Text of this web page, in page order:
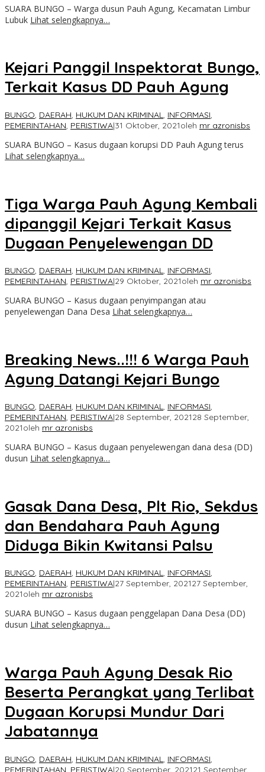
SUARA BUNGO – Warga dusun Pauh Agung, Kecamatan Limbur
Lubuk Lihat selengkapnya…
Kejari Panggil Inspektorat Bungo,
Terkait Kasus DD Pauh Agung
BUNGO, DAERAH, HUKUM DAN KRIMINAL, INFORMASI,
PEMERINTAHAN, PERISTIWA|31 Oktober, 2021oleh mr azronisbs
SUARA BUNGO – Kasus dugaan korupsi DD Pauh Agung terus
Lihat selengkapnya…
Tiga Warga Pauh Agung Kembali
dipanggil Kejari Terkait Kasus
Dugaan Penyelewengan DD
BUNGO, DAERAH, HUKUM DAN KRIMINAL, INFORMASI,
PEMERINTAHAN, PERISTIWA|29 Oktober, 2021oleh mr azronisbs
SUARA BUNGO – Kasus dugaan penyimpangan atau
penyelewengan Dana Desa Lihat selengkapnya…
Breaking News..!!! 6 Warga Pauh
Agung Datangi Kejari Bungo
BUNGO, DAERAH, HUKUM DAN KRIMINAL, INFORMASI,
PEMERINTAHAN, PERISTIWA|28 September, 202128 September,
2021oleh mr azronisbs
SUARA BUNGO – Kasus dugaan penyelewengan dana desa (DD)
dusun Lihat selengkapnya…
Gasak Dana Desa, Plt Rio, Sekdus
dan Bendahara Pauh Agung
Diduga Bikin Kwitansi Palsu
BUNGO, DAERAH, HUKUM DAN KRIMINAL, INFORMASI,
PEMERINTAHAN, PERISTIWA|27 September, 202127 September,
2021oleh mr azronisbs
SUARA BUNGO – Kasus dugaan penggelapan Dana Desa (DD)
dusun Lihat selengkapnya…
Warga Pauh Agung Desak Rio
Beserta Perangkat yang Terlibat
Dugaan Korupsi Mundur Dari
Jabatannya
BUNGO, DAERAH, HUKUM DAN KRIMINAL, INFORMASI,
PEMERINTAHAN, PERISTIWA|20 September, 202121 September,